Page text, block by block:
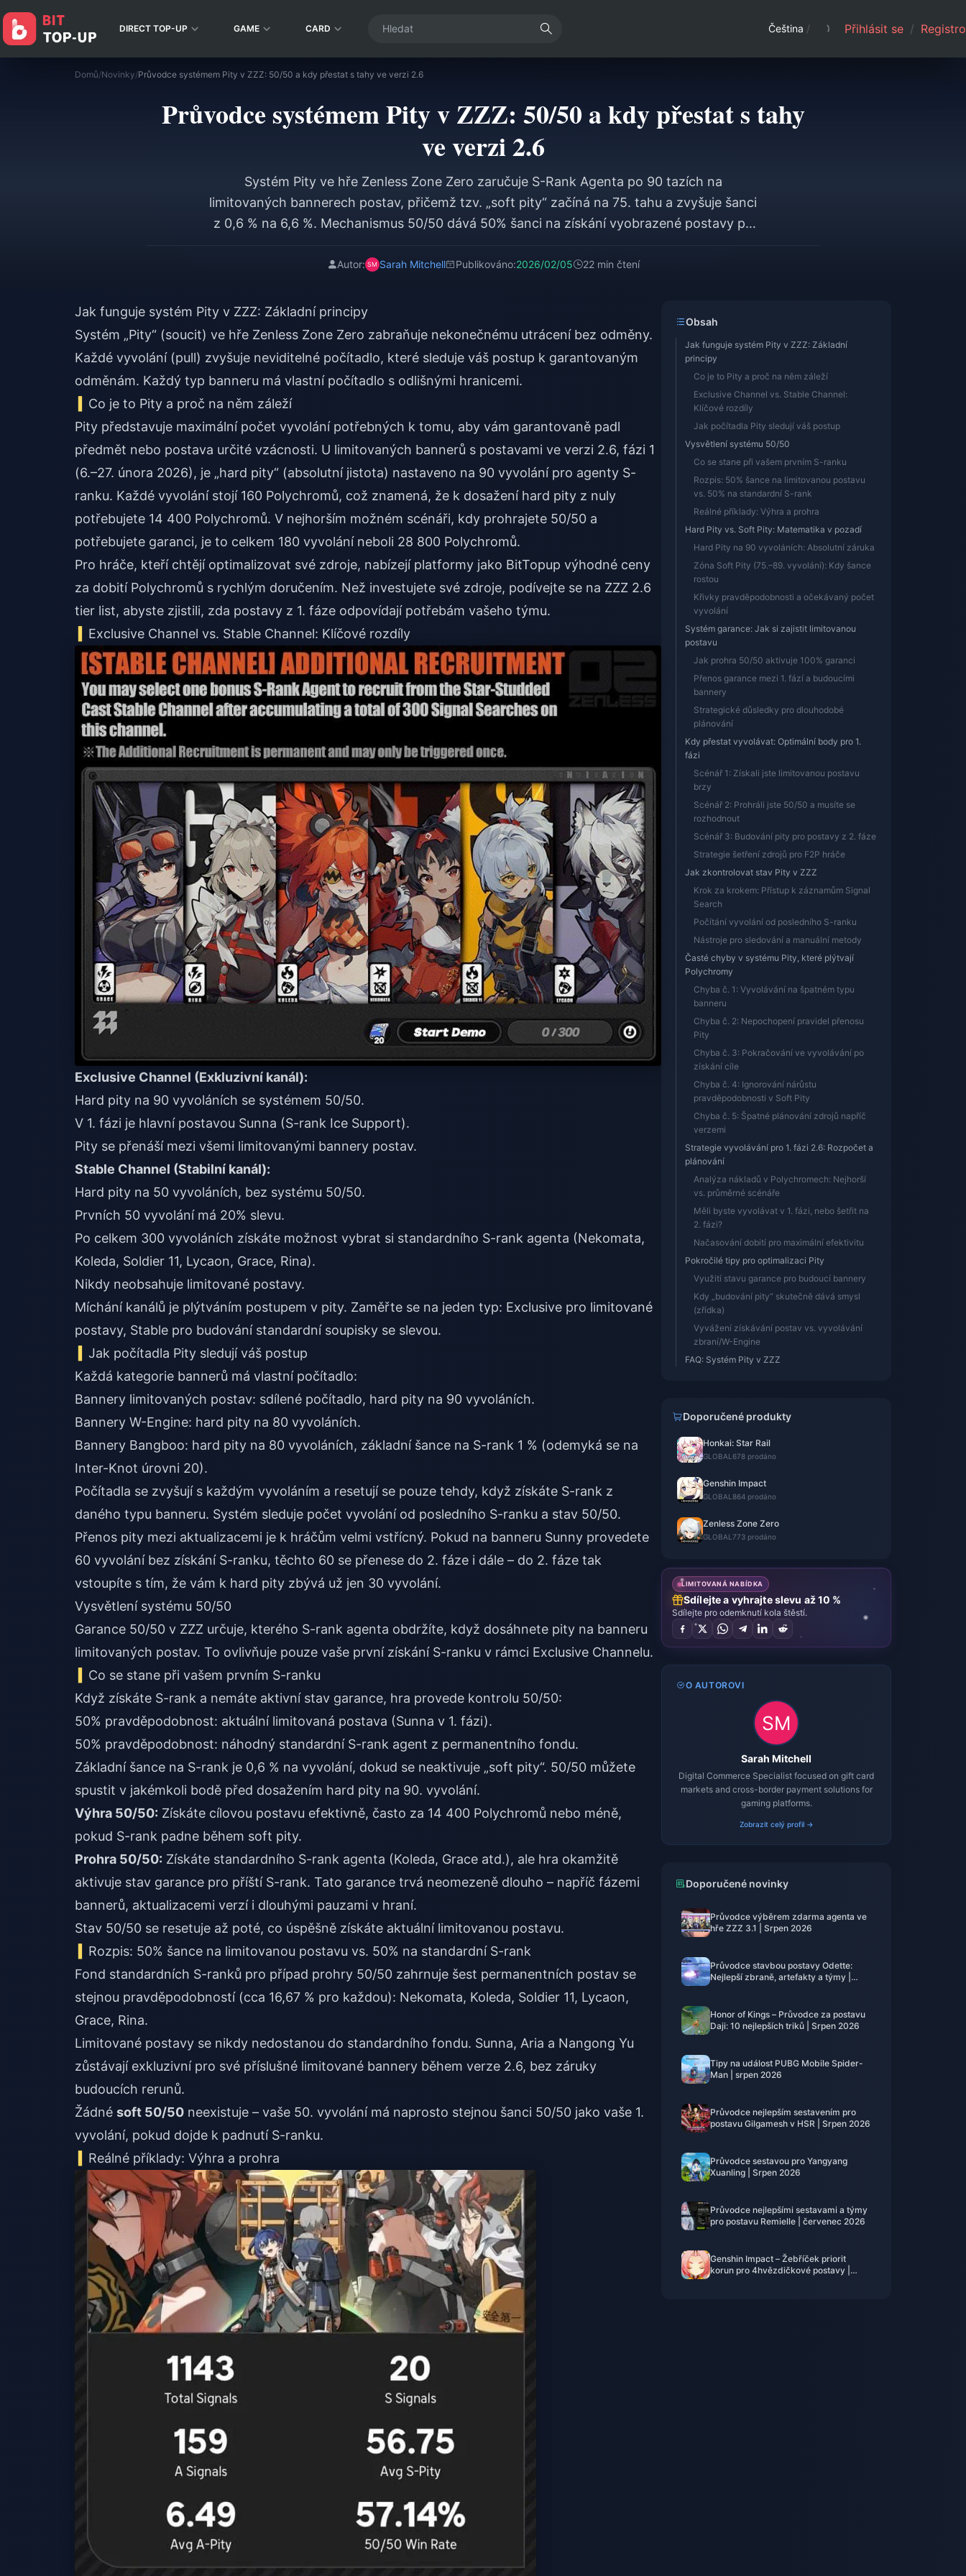
DIRECT TOP-UP GAME CARD Čeština / Přihlásit se /
Domů/Novinky/Průvodce systémem Pity v ZZZ: 50/50 a kdy přestat s tahy ve verzi 2.6
Průvodce systémem Pity v ZZZ: 50/50 a kdy přestat s tahy
ve verzi 2.6
Systém Pity ve hře Zenless Zone Zero zaručuje S-Rank Agenta po 90 tazích na
limitovaných bannerech postav, přičemž tzv. „soft pity“ začíná na 75. tahu a zvyšuje šanci
z 0,6 % na 6,6 %. Mechanismus 50/50 dává 50% šanci na získání vyobrazené postavy při
navýšenou šancí (rate-up). Počítadla Pity i stav 50/50 se přenášejí mezi bannery a
je Sunna, bez zbytečného plýtvání Polychromy.
Autor: Sarah Mitchell Publikováno:2026/02/05 22 min čtení
Jak funguje systém Pity v ZZZ: Základní principy
Systém „Pity“ (soucit) ve hře Zenless Zone Zero zabraňuje nekonečnému utrácení bez odměny.
Každé vyvolání (pull) zvyšuje neviditelné počítadlo, které sleduje váš postup k garantovaným
odměnám. Každý typ banneru má vlastní počítadlo s odlišnými hranicemi.
Co je to Pity a proč na něm záleží
Pity představuje maximální počet vyvolání potřebných k tomu, aby vám garantovaně padl
předmět nebo postava určité vzácnosti. U limitovaných bannerů s postavami ve verzi 2.6, fázi 1
(6.–27. února 2026), je „hard pity“ (absolutní jistota) nastaveno na 90 vyvolání pro agenty S-
ranku. Každé vyvolání stojí 160 Polychromů, což znamená, že k dosažení hard pity z nuly
potřebujete 14 400 Polychromů. V nejhorším možném scénáři, kdy prohrajete 50/50 a
potřebujete garanci, je to celkem 180 vyvolání neboli 28 800 Polychromů.
Pro hráče, kteří chtějí optimalizovat své zdroje, nabízejí platformy jako BitTopup výhodné ceny
za dobití Polychromů s rychlým doručením. Než investujete své zdroje, podívejte se na ZZZ 2.6
tier list, abyste zjistili, zda postavy z 1. fáze odpovídají potřebám vašeho týmu.
Exclusive Channel vs. Stable Channel: Klíčové rozdíly
Exclusive Channel (Exkluzivní kanál):
Hard pity na 90 vyvoláních se systémem 50/50.
V 1. fázi je hlavní postavou Sunna (S-rank Ice Support).
Pity se přenáší mezi všemi limitovanými bannery postav.
Stable Channel (Stabilní kanál):
Hard pity na 50 vyvoláních, bez systému 50/50.
Prvních 50 vyvolání má 20% slevu.
Po celkem 300 vyvoláních získáte možnost vybrat si standardního S-rank agenta (Nekomata,
Koleda, Soldier 11, Lycaon, Grace, Rina).
Nikdy neobsahuje limitované postavy.
Míchání kanálů je plýtváním postupem v pity. Zaměřte se na jeden typ: Exclusive pro limitované
postavy, Stable pro budování standardní soupisky se slevou.
Jak počítadla Pity sledují váš postup
Každá kategorie bannerů má vlastní počítadlo:
Bannery limitovaných postav: sdílené počítadlo, hard pity na 90 vyvoláních.
Bannery W-Engine: hard pity na 80 vyvoláních.
Bannery Bangboo: hard pity na 80 vyvoláních, základní šance na S-rank 1 % (odemyká se na
Inter-Knot úrovni 20).
Počítadla se zvyšují s každým vyvoláním a resetují se pouze tehdy, když získáte S-rank z
daného typu banneru. Systém sleduje počet vyvolání od posledního S-ranku a stav 50/50.
Přenos pity mezi aktualizacemi je k hráčům velmi vstřícný. Pokud na banneru Sunny provedete
60 vyvolání bez získání S-ranku, těchto 60 se přenese do 2. fáze i dále – do 2. fáze tak
vstoupíte s tím, že vám k hard pity zbývá už jen 30 vyvolání.
Vysvětlení systému 50/50
Garance 50/50 v ZZZ určuje, kterého S-rank agenta obdržíte, když dosáhnete pity na banneru
limitovaných postav. To ovlivňuje pouze vaše první získání S-ranku v rámci Exclusive Channelu.
Co se stane při vašem prvním S-ranku
Když získáte S-rank a nemáte aktivní stav garance, hra provede kontrolu 50/50:
50% pravděpodobnost: aktuální limitovaná postava (Sunna v 1. fázi).
50% pravděpodobnost: náhodný standardní S-rank agent z permanentního fondu.
Základní šance na S-rank je 0,6 % na vyvolání, dokud se neaktivuje „soft pity“. 50/50 můžete
spustit v jakémkoli bodě před dosažením hard pity na 90. vyvolání.
Výhra 50/50: Získáte cílovou postavu efektivně, často za 14 400 Polychromů nebo méně,
pokud S-rank padne během soft pity.
Prohra 50/50: Získáte standardního S-rank agenta (Koleda, Grace atd.), ale hra okamžitě
aktivuje stav garance pro příští S-rank. Tato garance trvá neomezeně dlouho – napříč fázemi
bannerů, aktualizacemi verzí i dlouhými pauzami v hraní.
Stav 50/50 se resetuje až poté, co úspěšně získáte aktuální limitovanou postavu.
Rozpis: 50% šance na limitovanou postavu vs. 50% na standardní S-rank
Fond standardních S-ranků pro případ prohry 50/50 zahrnuje šest permanentních postav se
stejnou pravděpodobností (cca 16,67 % pro každou): Nekomata, Koleda, Soldier 11, Lycaon,
Grace, Rina.
Limitované postavy se nikdy nedostanou do standardního fondu. Sunna, Aria a Nangong Yu
zůstávají exkluzivní pro své příslušné limitované bannery během verze 2.6, bez záruky
budoucích rerunů.
Žádné soft 50/50 neexistuje – vaše 50. vyvolání má naprosto stejnou šanci 50/50 jako vaše 1.
vyvolání, pokud dojde k padnutí S-ranku.
Reálné příklady: Výhra a prohra
Obsah
Jak funguje systém Pity v ZZZ: Základní
principy
Co je to Pity a proč na něm záleží
Exclusive Channel vs. Stable Channel:
Klíčové rozdíly
Jak počítadla Pity sledují váš postup
Vysvětlení systému 50/50
Co se stane při vašem prvním S-ranku
Rozpis: 50% šance na limitovanou postavu
vs. 50% na standardní S-rank
Reálné příklady: Výhra a prohra
Hard Pity vs. Soft Pity: Matematika v pozadí
Hard Pity na 90 vyvoláních: Absolutní záruka
Zóna Soft Pity (75.–89. vyvolání): Kdy šance
rostou
Křivky pravděpodobnosti a očekávaný počet
vyvolání
Systém garance: Jak si zajistit limitovanou
postavu
Jak prohra 50/50 aktivuje 100% garanci
Přenos garance mezi 1. fází a budoucími
bannery
Strategické důsledky pro dlouhodobé
plánování
Kdy přestat vyvolávat: Optimální body pro 1.
fázi
Scénář 1: Získali jste limitovanou postavu
brzy
Scénář 2: Prohráli jste 50/50 a musíte se
rozhodnout
Scénář 3: Budování pity pro postavy z 2. fáze
Strategie šetření zdrojů pro F2P hráče
Jak zkontrolovat stav Pity v ZZZ
Krok za krokem: Přístup k záznamům Signal
Search
Počítání vyvolání od posledního S-ranku
Nástroje pro sledování a manuální metody
Časté chyby v systému Pity, které plýtvají
Polychromy
Chyba č. 1: Vyvolávání na špatném typu
banneru
Chyba č. 2: Nepochopení pravidel přenosu
Pity
Chyba č. 3: Pokračování ve vyvolávání po
získání cíle
Chyba č. 4: Ignorování nárůstu
pravděpodobnosti v Soft Pity
Chyba č. 5: Špatné plánování zdrojů napříč
verzemi
Strategie vyvolávání pro 1. fázi 2.6: Rozpočet a
plánování
Analýza nákladů v Polychromech: Nejhorší
vs. průměrné scénáře
Měli byste vyvolávat v 1. fázi, nebo šetřit na
2. fázi?
Načasování dobití pro maximální efektivitu
Pokročilé tipy pro optimalizaci Pity
Využití stavu garance pro budoucí bannery
Kdy „budování pity“ skutečně dává smysl
(zřídka)
Vyvážení získávání postav vs. vyvolávání
zbraní/W-Engine
FAQ: Systém Pity v ZZZ
Doporučené produkty
Honkai: Star Rail
GLOBAL 678 prodáno
Genshin Impact
GLOBAL 864 prodáno
Zenless Zone Zero
GLOBAL 773 prodáno
LIMITOVANÁ NABÍDKA
Sdílejte a vyhrajte slevu až 10 %
Sdílejte pro odemknutí kola štěstí.
O AUTOROVI
Sarah Mitchell
Digital Commerce Specialist focused on gift card
markets and cross-border payment solutions for
gaming platforms.
Zobrazit celý profil →
Doporučené novinky
Průvodce výběrem zdarma agenta ve
hře ZZZ 3.1 | Srpen 2026
Průvodce stavbou postavy Odette:
Nejlepší zbraně, artefakty a týmy |
Honor of Kings – Průvodce za postavu
Daji: 10 nejlepších triků | Srpen 2026
Tipy na událost PUBG Mobile Spider-
Man | srpen 2026
Průvodce nejlepším sestavením pro
postavu Gilgamesh v HSR | Srpen 2026
Průvodce sestavou pro Yangyang
Xuanling | Srpen 2026
Průvodce nejlepšími sestavami a týmy
pro postavu Remielle | červenec 2026
Genshin Impact – Žebříček priorit
korun pro 4hvězdičkové postavy |